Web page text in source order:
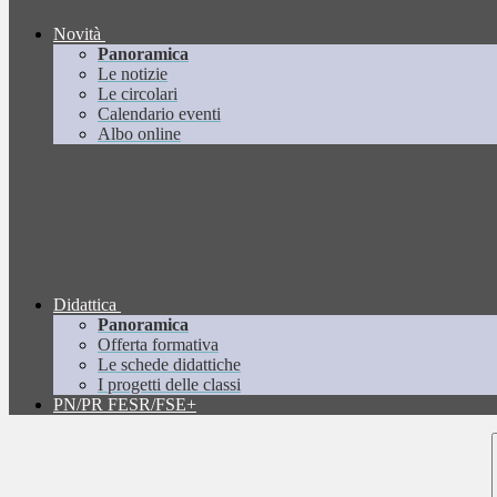
Novità
Panoramica
Le notizie
Le circolari
Calendario eventi
Albo online
Didattica
Panoramica
Offerta formativa
Le schede didattiche
I progetti delle classi
PN/PR FESR/FSE+